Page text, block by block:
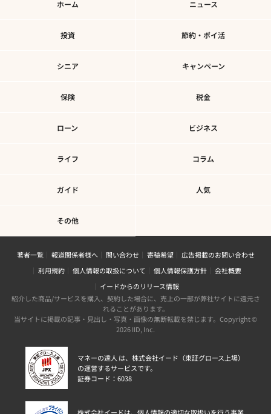
ホーム ニュース
投資 節約・ポイ活
シニア キャンペーン
保険 税金
ローン ビジネス
ライフ コラム
ガイド 人気
その他
著者一覧 報道関係者様へ 問い合わせ 寄稿希望
広告掲載のお問い合わせ
利用規約
個人情報の取扱について 個人情報保護方針
会社概要
イードからのリリース情報
紹介した商品/サービスを購入、契約した場合に、売上の一部が弊社サイトに還元さ
れることがあります。
当サイトに掲載の記事・見出し・写真・画像の無断転載を禁じます。Copyright ©
2026 IID, Inc.
マネーの達人 は、株式会社イード（東証グロース上場）
の運営するサービスです。
証券コード：6038